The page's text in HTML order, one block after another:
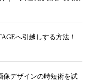
へ引越しする方法！
像デザインの時短術を試